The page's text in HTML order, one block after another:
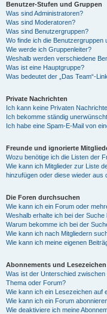
Benutzer-Stufen und Gruppen
Was sind Administratoren?
Was sind Moderatoren?
Was sind Benutzergruppen?
Wo finde ich die Benutzergruppen
Wie werde ich Gruppenleiter?
Weshalb werden verschiedene
Was ist eine Hauptgruppe?
Was bedeutet der „Das Team“-
Private Nachrichten
Ich kann keine Privaten
Ich bekomme ständig
Ich habe eine Spam-E-Mail von
Freunde und ignorierte
Wozu benötige ich die Listen der
Wie kann ich Mitglieder zur Liste
hinzufügen oder diese wieder aus
Die Foren durchsuchen
Wie kann ich ein Forum oder
Weshalb erhalte ich bei der
Warum bekomme ich bei der
Wie kann ich nach Mitgliedern
Wie kann ich meine eigenen
Abonnements und Lesezeichen
Was ist der Unterschied
Thema oder Forum?
Wie kann ich ein Lesezeichen auf
Wie kann ich ein Forum
Wie deaktiviere ich meine